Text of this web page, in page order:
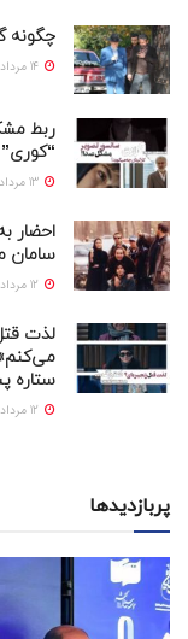
چگونه
ربط
احضار
سامان
لذت
می‌کنم»
ستاره
پربازدیدها